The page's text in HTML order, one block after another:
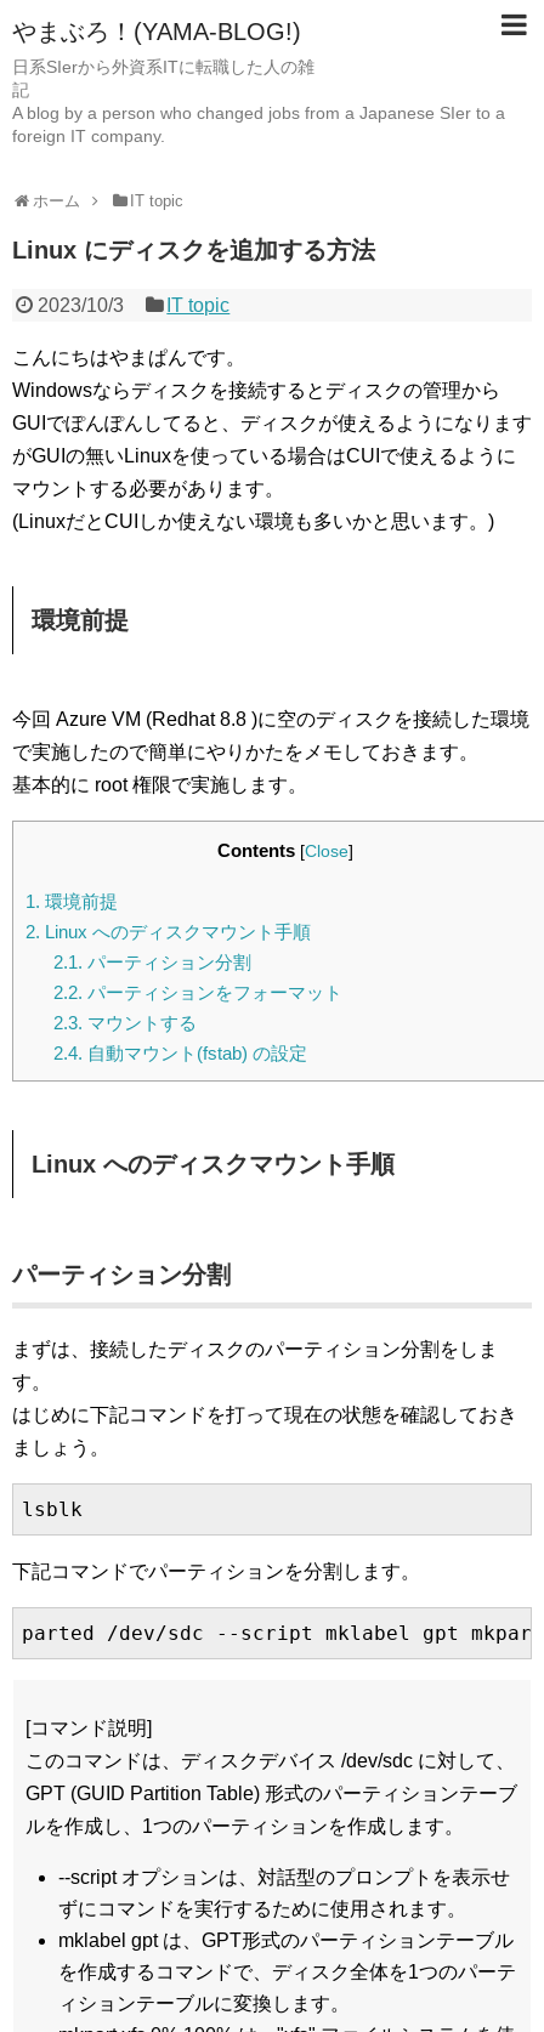
やまぶろ！(YAMA-BLOG!)
日系SIerから外資系ITに転職した人の雑
A blog by a person who changed jobs from a Japanese SIer to a
foreign IT company.
ホーム IT topic
Linux にディスクを追加する方法
2023/10/3 IT topic
こんにちはやまぱんです。
Windowsならディスクを接続するとディスクの管理から
GUIでぽんぽんしてると、ディスクが使えるようになります
がGUIの無いLinuxを使っている場合はCUIで使えるように
マウントする必要があります。
(LinuxだとCUIしか使えない環境も多いかと思います。)
環境前提
今回 Azure VM (Redhat 8.8 )に空のディスクを接続した環境
で実施したので簡単にやりかたをメモしておきます。
基本的に root 権限で実施します。
Contents [Close]
1. 環境前提
2. Linux へのディスクマウント手順
2.1. パーティション分割
2.2. パーティションをフォーマット
2.3. マウントする
2.4. 自動マウント(fstab) の設定
Linux へのディスクマウント手順
パーティション分割
まずは、接続したディスクのパーティション分割をしま
す。
はじめに下記コマンドを打って現在の状態を確認しておき
ましょう。
lsblk
下記コマンドでパーティションを分割します。
parted /dev/sdc --script mklabel gpt mkpart
[コマンド説明]
このコマンドは、ディスクデバイス /dev/sdc に対して、
GPT (GUID Partition Table) 形式のパーティションテーブ
ルを作成し、1つのパーティションを作成します。
--script オプションは、対話型のプロンプトを表示せ
ずにコマンドを実行するために使用されます。
mklabel gpt は、GPT形式のパーティションテーブル
を作成するコマンドで、ディスク全体を1つのパーテ
ィションテーブルに変換します。